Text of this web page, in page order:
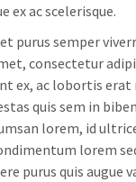
ex ac scelerisque.
purus semper
consectetur
ex, ac lobortis erat
quis sem in
lorem, id
lorem
purus quis augue